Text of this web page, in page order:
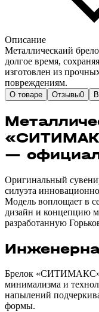
Описание
Металлическаий
долгое время,
изготовлен из
повреждениям.
О товаре Отзывы0
—
Оригинальный
силуэта
Модель воплощает в
дизайн и концепцию
разработанную
Брелок «СИТИМАКС»
минимализма и
напылений
формы.